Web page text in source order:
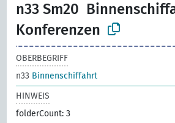
n33 Sm20
Konferenzen
OBERBEGRIFF
n33 Binnenschiffahrt
HINWEIS
folderCount: 3